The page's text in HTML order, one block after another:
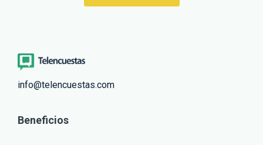
info@telencuestas.com
Beneficios